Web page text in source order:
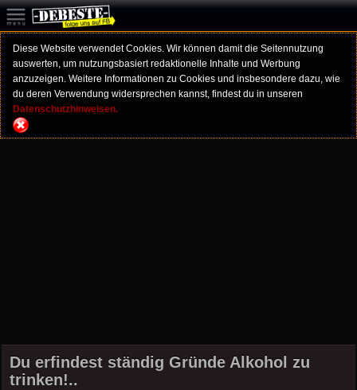
Diese Website verwendet Cookies. Wir können damit die Seitennutzung
auswerten, um nutzungsbasiert redaktionelle Inhalte und Werbung
anzuzeigen. Weitere Informationen zu Cookies und insbesondere dazu, wie
du deren Verwendung widersprechen kannst, findest du in unseren
Datenschutzhinweisen.
Du erfindest ständig Gründe Alkohol zu
trinken!..